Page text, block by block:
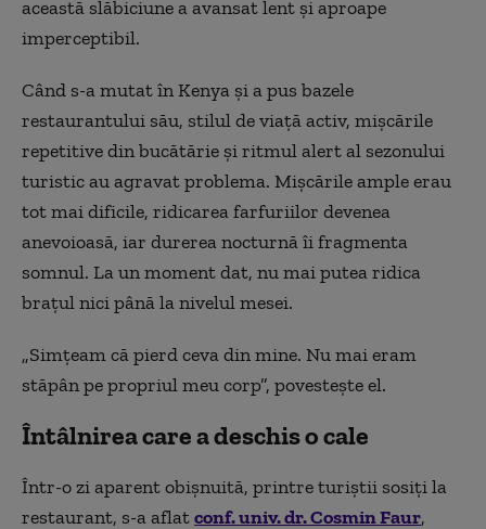
această slăbiciune a avansat lent și aproape
imperceptibil.
Când s-a mutat în Kenya și a pus bazele
restaurantului său, stilul de viață activ, mișcările
repetitive din bucătărie și ritmul alert al sezonului
turistic au agravat problema. Mișcările ample erau
tot mai dificile, ridicarea farfuriilor devenea
anevoioasă, iar durerea nocturnă îi fragmenta
somnul. La un moment dat, nu mai putea ridica
brațul nici până la nivelul mesei.
„Simțeam că pierd ceva din mine. Nu mai eram
stăpân pe propriul meu corp”, povestește el.
Întâlnirea care a deschis o cale
Într-o zi aparent obișnuită, printre turiștii sosiți la
restaurant, s-a aflatconf. univ. dr. Cosmin Faur,